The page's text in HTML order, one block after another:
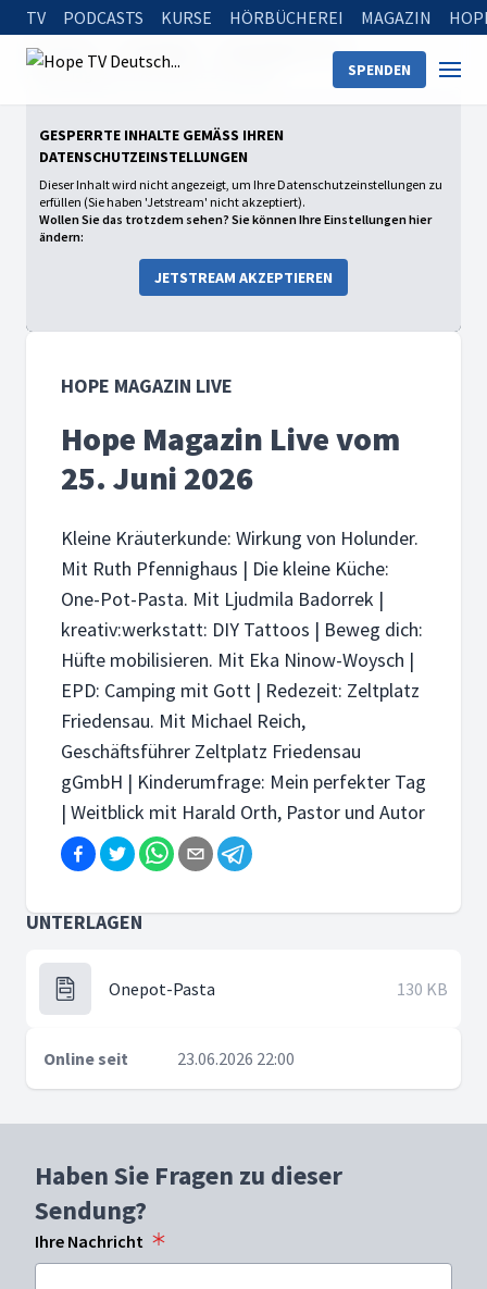
TV PODCASTS KURSE HÖRBÜCHEREI MAGAZIN
SPENDEN
Startseite
Hope Magazin Live
Hope Magazin Live vom 25. Juni 2026
GESPERRTE INHALTE GEMÄSS IHREN D
ATENSCHUTZEINSTELLUNGEN
Dieser Inhalt wird nicht angezeigt, um Ihre Datenschutzeinstellungen zu
erfüllen (Sie haben 'Jetstream' nicht akzeptiert).
Wollen Sie das trotzdem sehen? Sie können Ihre Einstellungen hier
ändern:
JETSTREAM AKZEPTIEREN
HOPE MAGAZIN LIVE
Hope Magazin Live vom
25. Juni 2026
Kleine Kräuterkunde: Wirkung von Holunder.
Mit Ruth Pfennighaus | Die kleine Küche:
One-Pot-Pasta. Mit Ljudmila Badorrek |
kreativ:werkstatt: DIY Tattoos | Beweg dich:
Hüfte mobilisieren. Mit Eka Ninow-Woysch |
EPD: Camping mit Gott | Redezeit: Zeltplatz
Friedensau. Mit Michael Reich,
Geschäftsführer Zeltplatz Friedensau
gGmbH | Kinderumfrage: Mein perfekter Tag
| Weitblick mit Harald Orth, Pastor und Autor
UNTERLAGEN
Onepot-Pasta 130 KB
Online seit 23.06.2026 22:00
Haben Sie Fragen zu dieser
Sendung?
Ihre Nachricht